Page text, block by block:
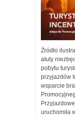
Źródło
atuty
pobytu
przyjazdów
wsparcie
uruchomiła